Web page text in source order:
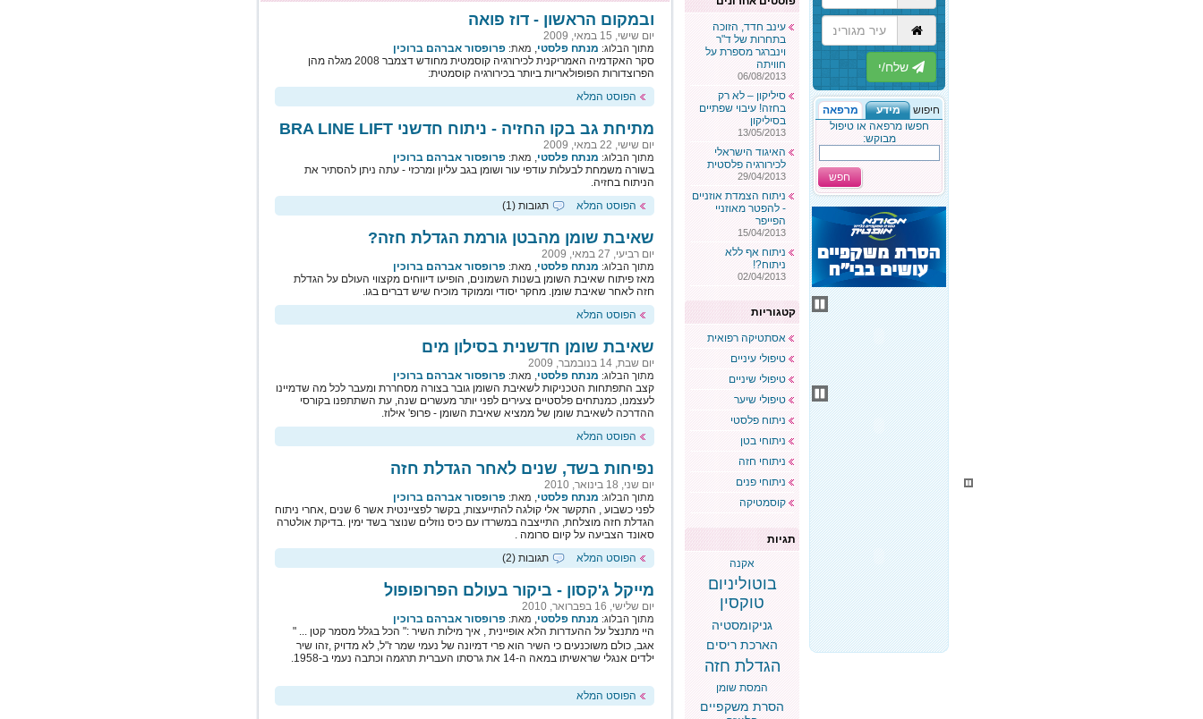
הבא
חיפוש מידע
מרפאה
חפשו מרפאה או טיפול
מבוקש:
חפש
ובמקום הראשון - דוז פואה
יום שישי, 15 במאי, 2009
מתוך הבלוג: מנתח פלסטי, מאת: פרופסור אברהם ברוכין
סקר האקדמיה האמריקנית לכירורגיה קוסמטית מחודש דצמבר 2008 מגלה מהן
הפרוצדורות הפופולאריות ביותר בכירורגיה קוסמטית:
הפוסט המלא
מתיחת גב בקו החזיה - ניתוח חדשני BRA LINE LIFT
יום שישי, 22 במאי, 2009
מתוך הבלוג: מנתח פלסטי, מאת: פרופסור אברהם ברוכין
בשורה משמחת לבעלות עודפי עור ושומן בגב עליון ומרכזי - עתה ניתן להסתיר את
הניתוח בחזיה.
הפוסט המלא
תגובות (1)
שאיבת שומן מהבטן גורמת הגדלת חזה?
יום רביעי, 27 במאי, 2009
מתוך הבלוג: מנתח פלסטי, מאת: פרופסור אברהם ברוכין
מאז פיתוח שאיבת השומן בשנות השמונים, הופיעו דיווחים מקצווי העולם על הגדלת
חזה לאחר שאיבת שומן. מחקר יסודי וממוקד מוכיח שיש דברים בגו.
הפוסט המלא
שאיבת שומן חדשנית בסילון מים
יום שבת, 14 בנובמבר, 2009
מתוך הבלוג: מנתח פלסטי, מאת: פרופסור אברהם ברוכין
קצב התפתחות הטכניקות לשאיבת השומן גובר בצורה מסחררת ומעבר לכל מה שדמיינו
לעצמנו, כמנתחים פלסטיים צעירים לפני יותר מעשרים שנה, עת השתתפנו בקורסי
ההדרכה לשאיבת שומן של ממציא שאיבת השומן - פרופ' אילוז.
הפוסט המלא
נפיחות בשד, שנים לאחר הגדלת חזה
יום שני, 18 בינואר, 2010
מתוך הבלוג: מנתח פלסטי, מאת: פרופסור אברהם ברוכין
לפני כשבוע , התקשר אלי קולגה להתייעצות, בקשר לפציינטית אשר 6 שנים ,אחרי ניתוח
הגדלת חזה מוצלחת, התייצבה במשרדו עם כיס נוזלים שנוצר בשד ימין .בדיקת אולטרה
סאונד הצביעה על קיום סרומה .
הפוסט המלא
תגובות (2)
מייקל ג'קסון - ביקור בעולם הפרופופול
יום שלישי, 16 בפברואר, 2010
מתוך הבלוג: מנתח פלסטי, מאת: פרופסור אברהם ברוכין
היי מתנצל על ההעדרות הלא אופיינית , איך מילות השיר :" הכל בגלל מסמר קטן ... "
אגב, כולם משוכנעים כי השיר הוא פרי דמיונה של נעמי שמר ז"ל, לא מדויק ,זהו שיר
ילדים אנגלי שראשיתו במאה ה-14 את גרסתו העברית תרגמה וכתבה נעמי ב-1958.
הפוסט המלא
עינב חדד, הזוכה
בתחרות של ד"ר
וינברגר מספרת על
חוויתה
06/08/2013
סיליקון – לא רק
בחזה! עיבוי שפתיים
בסיליקון
13/05/2013
האיגוד הישראלי
לכירורגיה פלסטית
29/04/2013
ניתוח הצמדת אוזניים
- להפטר מאוזניי
הפייפר
15/04/2013
ניתוח אף ללא
ניתוח?!
02/04/2013
קטגוריות
אסתטיקה רפואית
טיפולי עיניים
טיפולי שיניים
טיפולי שיער
ניתוח פלסטי
ניתוחי בטן
ניתוחי חזה
ניתוחי פנים
קוסמטיקה
תגיות
אקנה
בוטוליניום
טוקסין
גניקומסטיה
הארכת ריסים
הגדלת חזה
המסת שומן
הסרת משקפיים